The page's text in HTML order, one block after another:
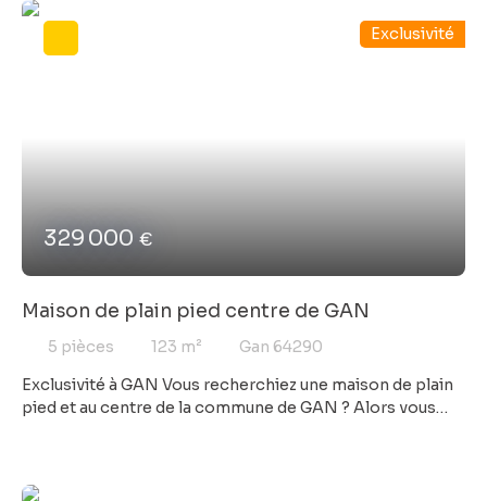
complèteront l'étage, au RDC buanderie de 23 m² avec
jardin clôturé et sa serre. Aucun travaux sont à prévoir.
Appelez vite !!
329 000 €
Exclusivité
Maison de plain pied centre de GAN
5 pièces 123 m²
Gan 64290
Exclusivité à GAN Vous recherchiez une maison de plain
pied et au centre de la commune de GAN ? Alors vous